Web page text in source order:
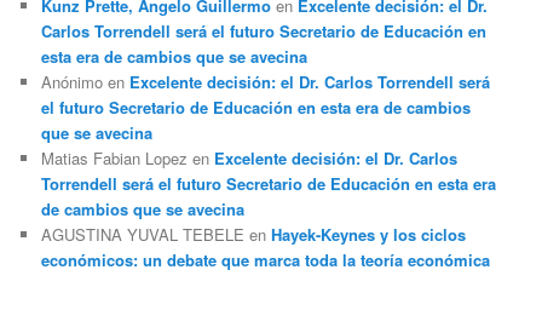
Kunz Prette, Angelo Guillermo en Excelente decisión: el Dr.
Carlos Torrendell será el futuro Secretario de Educación en
esta era de cambios que se avecina
Anónimo en Excelente decisión: el Dr. Carlos Torrendell será
el futuro Secretario de Educación en esta era de cambios
que se avecina
Matias Fabian Lopez en Excelente decisión: el Dr. Carlos
Torrendell será el futuro Secretario de Educación en esta era
de cambios que se avecina
AGUSTINA YUVAL TEBELE enHayek-Keynes y los ciclos
económicos: un debate que marca toda la teoría económica